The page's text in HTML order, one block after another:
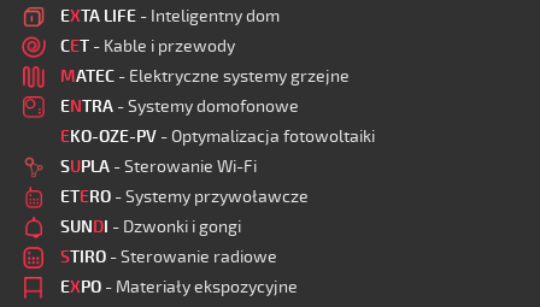
EXTA LIFE - Inteligentny dom
CET - Kable i przewody
MATEC - Elektryczne systemy grzejne
ENTRA - Systemy domofonowe
EKO-OZE-PV - Optymalizacja fotowoltaiki
SUPLA - Sterowanie Wi-Fi
ETERO - Systemy przywoławcze
SUNDI - Dzwonki i gongi
STIRO - Sterowanie radiowe
EXPO - Materiały ekspozycyjne